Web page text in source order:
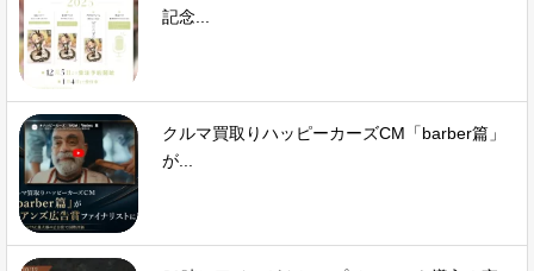
記念...
クルマ買取りハッピーカーズCM「barber篇」
が...